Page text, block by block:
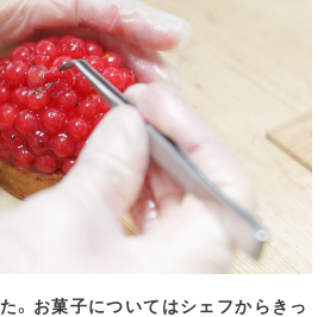
。お菓子についてはシェフからきっ